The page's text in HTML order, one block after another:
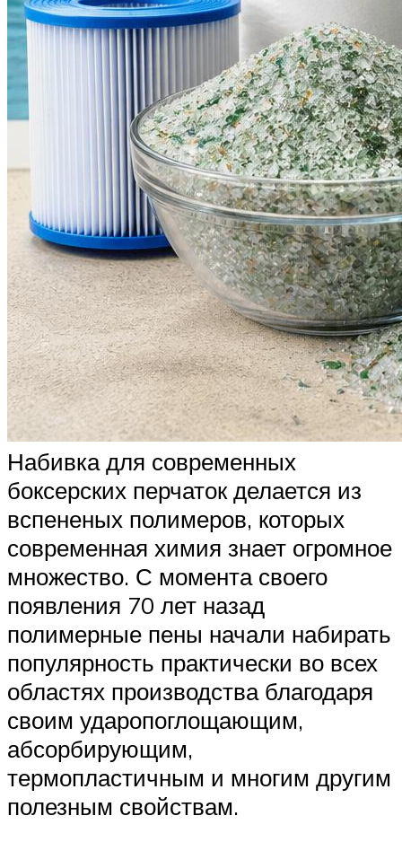
Набивка для современных
боксерских перчаток делается из
вспененых полимеров, которых
современная химия знает огромное
множество. С момента своего
появления 70 лет назад
полимерные пены начали набирать
популярность практически во всех
областях производства благодаря
своим ударопоглощающим,
абсорбирующим,
термопластичным и многим другим
полезным свойствам.